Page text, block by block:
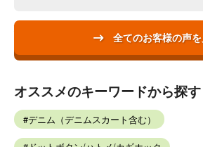
全てのお客様の声
オススメのキーワードから探す
デニム（デニムスカート含む）